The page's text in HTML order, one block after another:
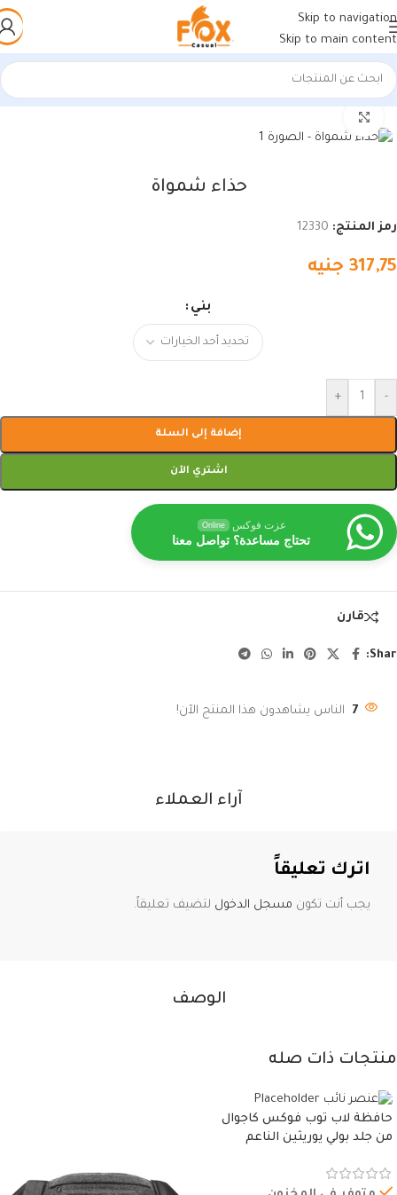
Skip to navigation
Skip to main content
الرئيسية/أحذية رجالي/أحذية رجالي
حذاء شمواة
رمز المنتج: 12330
317,75 جنيه
بني
-
+
إضافة إلى السلة
اشتري الآن
عزت فوكس Online
تحتاج مساعدة؟ تواصل معنا
قارن
7 الناس يشاهدون هذا المنتج الآن!
الوصف
آراء العملاء
اترك تعليقاً
يجب أنت تكون مسجل الدخول لتضيف تعليقاً.
منتجات ذات صله
حافظة لاب توب فوكس كاجوال
من جلد بولي يوريثين الناعم
وسوستة.